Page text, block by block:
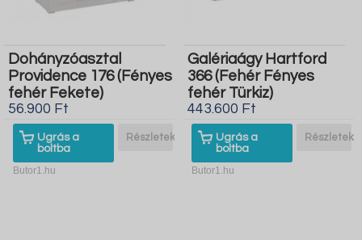
Dohányzóasztal
Providence 176 (Fényes
fehér Fekete)
56.900 Ft
Ugrás a
boltba
Részletek
Butor1.hu
Galériaágy Hartford
366 (Fehér Fényes
fehér Türkiz)
443.600 Ft
Ugrás a
boltba
Részletek
Butor1.hu